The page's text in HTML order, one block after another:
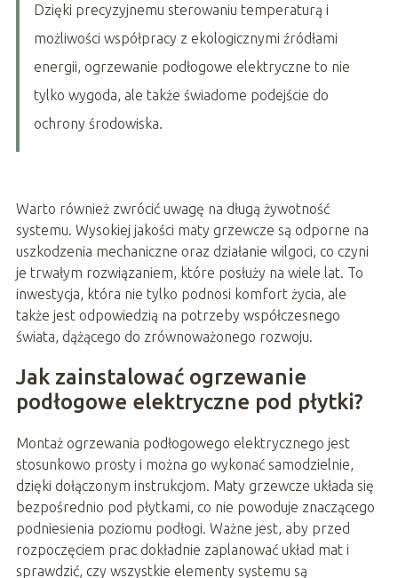
Dzięki precyzyjnemu sterowaniu temperaturą i
możliwości współpracy z ekologicznymi źródłami
energii, ogrzewanie podłogowe elektryczne to nie
tylko wygoda, ale także świadome podejście do
ochrony środowiska.
Warto również zwrócić uwagę na długą żywotność
systemu. Wysokiej jakości maty grzewcze są odporne na
uszkodzenia mechaniczne oraz działanie wilgoci, co czyni
je trwałym rozwiązaniem, które posłuży na wiele lat. To
inwestycja, która nie tylko podnosi komfort życia, ale
także jest odpowiedzią na potrzeby współczesnego
świata, dążącego do zrównoważonego rozwoju.
Jak zainstalować ogrzewanie
podłogowe elektryczne pod płytki?
Montaż ogrzewania podłogowego elektrycznego jest
stosunkowo prosty i można go wykonać samodzielnie,
dzięki dołączonym instrukcjom. Maty grzewcze układa się
bezpośrednio pod płytkami, co nie powoduje znaczącego
podniesienia poziomu podłogi. Ważne jest, aby przed
rozpoczęciem prac dokładnie zaplanować układ mat i
sprawdzić, czy wszystkie elementy systemu są